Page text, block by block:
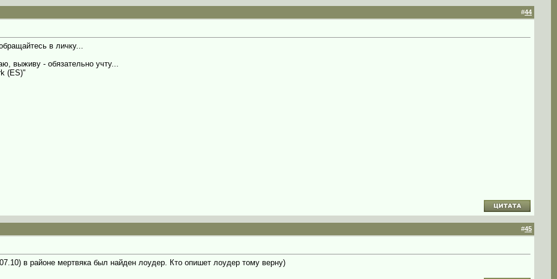
#44
в личку...
выживу - обязательно учту...
(ES)"
#45
в районе мертвяка был найден лоудер. Кто опишет лоудер тому верну)